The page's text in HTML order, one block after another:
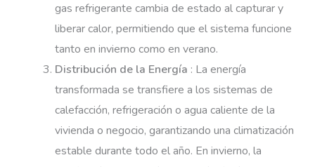
gas refrigerante cambia de estado al capturar y
liberar calor, permitiendo que el sistema funcione
tanto en invierno como en verano.
Distribución de la Energía : La energía
transformada se transfiere a los sistemas de
calefacción, refrigeración o agua caliente de la
vivienda o negocio, garantizando una climatización
estable durante todo el año. En invierno, la